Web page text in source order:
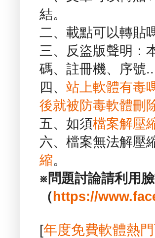
結。
二、載點可以轉貼
三、反盜版聲明：
碼、註冊機、序號
四、 站上軟體有毒
後就被防毒軟體刪
五、如須檔案解壓
六、檔案無法解壓
縮。
※問題討論請利用
（ https://
[年度免費軟體熱